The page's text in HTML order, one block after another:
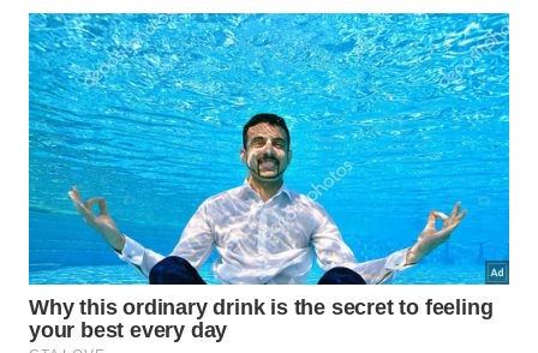
menos 4 horas;
Lave-as bem e coloque no liquidificador com a
água filtrada e o suco de limão e o vinagre;
Bata e vá acrescentando o azeite aos poucos até
dar o ponto desejado;
Tempere com sal e pimenta e bata novamente.
Guarde na geladeira em pote de vidro fechado por
até 4 dias.